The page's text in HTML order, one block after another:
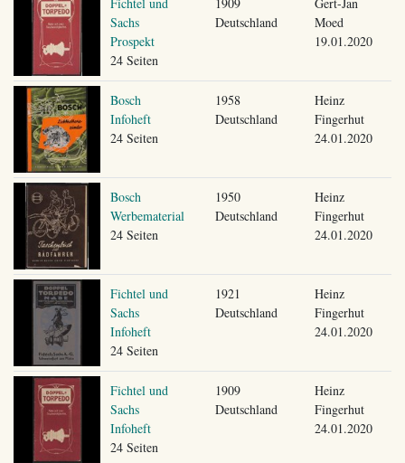
Sachs
Prospekt
24 Seiten
Deutschland
Moed
19.01.2020
Bosch
Infoheft
24 Seiten
1958
Deutschland
Heinz
Fingerhut
24.01.2020
Bosch
Werbematerial
24 Seiten
1950
Deutschland
Heinz
Fingerhut
24.01.2020
Fichtel und
Sachs
Infoheft
24 Seiten
1921
Deutschland
Heinz
Fingerhut
24.01.2020
Fichtel und
Sachs
Infoheft
24 Seiten
1909
Deutschland
Heinz
Fingerhut
24.01.2020